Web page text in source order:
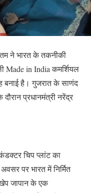
ने भारत के तकनीकी
Made in India कमर्शियल
बनाई है। गुजरात के साणंद
प्रधानमंत्री नरेंद्र
चिप प्लांट का
पर भारत में निर्मित
जापान के एक